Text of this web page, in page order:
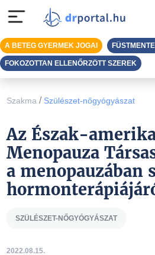
Szakma / Szülészet-nőgyógyászat
Az Észak-
Menopauza
a menopauzában
SZÜLÉSZET-NŐGYÓGYÁSZAT
2022.08.15.
A BETEG GYERMEK JOGAI
FOKOZOTTAN ELLENŐRZÖTT SZEREK